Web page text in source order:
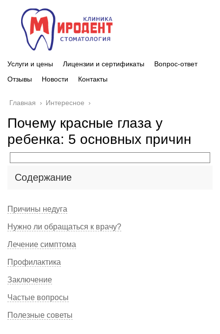
Услуги и цены Лицензии и сертификаты
Вопрос-ответ
Отзывы
Новости Контакты
Главная › Интересное ›
Почему красные глаза у
ребенка: 5 основных причин
Содержание
Причины недуга
Нужно ли обращаться к врачу?
Лечение симптома
Профилактика
Заключение
Частые вопросы
Полезные советы